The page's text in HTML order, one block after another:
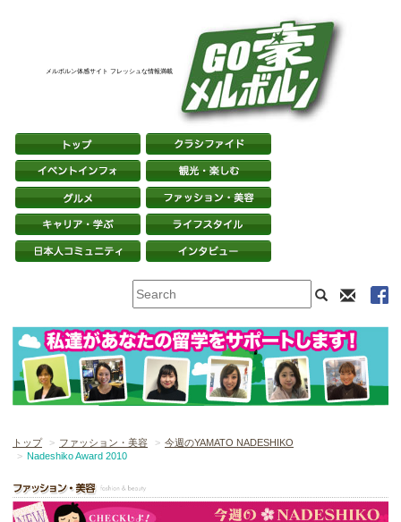
メルボルン体感サイト フレッシュな情報満載
トップ ファッション・美容
今週のYAMATO NADESHIKO
Nadeshiko Award 2010